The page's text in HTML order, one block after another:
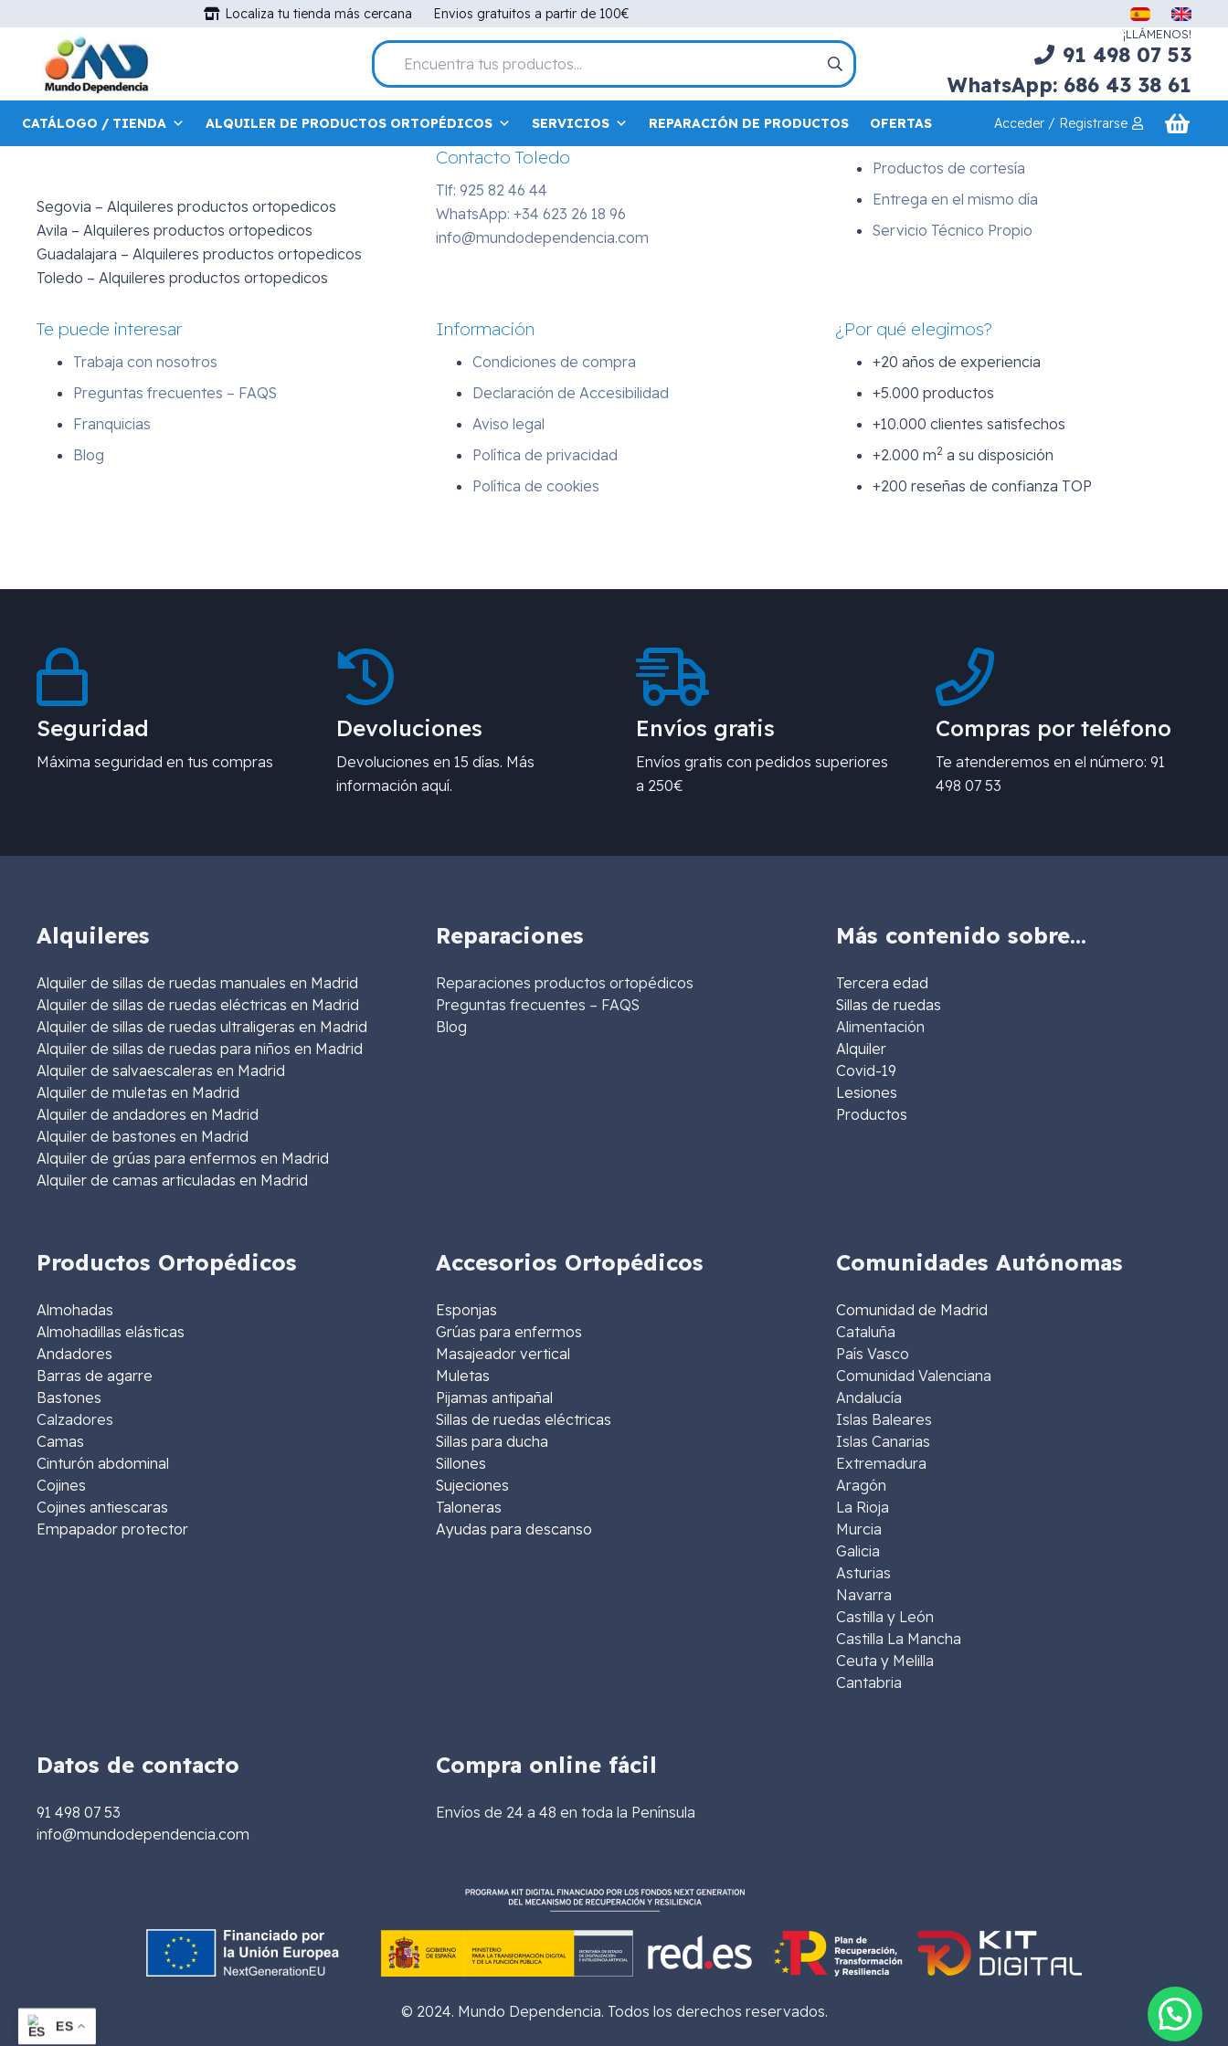
Localiza tu tienda más cercana Envios gratuitos a partir de 100€
¡LLÁMENOS!
91 498 07 53
WhatsApp: 686 43 38 61
CATÁLOGO / TIENDA ALQUILER DE PRODUCTOS ORTOPÉDICOS SERVICIOS REPARACIÓN DE PRODUCTOS OFERTAS Acceder / Registrarse
Madrid– C/Maudes 15, 28003
Madrid– Avda. Menedez Pelayo 44
Alcorcón– Calle Alfredo Nobel , 5
Toledo – Rda. Buenavista 45
Segovia – Alquileres productos ortopedicos
Avila – Alquileres productos ortopedicos
Guadalajara – Alquileres productos ortopedicos
Toledo – Alquileres productos ortopedicos
Contacto Madrid
Tlf: 91 498 07 53
WhatsApp:+34 686 43 38 61
info@mundodependencia.com
Contacto Toledo
Tlf: 925 82 46 44
WhatsApp:+34 623 26 18 96
info@mundodependencia.com
Asesoramiento Profesional
Financiación a medida
Demostraciones a domicilio
Productos de cortesía
Entrega en el mismo día
Servicio Técnico Propio
Te puede interesar
Trabaja con nosotros
Preguntas frecuentes – FAQS
Franquicias
Blog
Información
Condiciones de compra
Declaración de Accesibilidad
Aviso legal
Política de privacidad
Política de cookies
¿Por qué elegirnos?
+20 años de experiencia
+5.000 productos
+10.000 clientes satisfechos
+2.000 m2 a su disposición
+200 reseñas de confianza TOP
Seguridad
Máxima seguridad en tus compras
Devoluciones
Devoluciones en 15 días. Más
información aquí.
Envíos gratis
Envíos gratis con pedidos superiores
a 250€
Compras por teléfono
Te atenderemos en el número: 91
498 07 53
Alquileres
Alquiler de sillas de ruedas manuales en Madrid
Alquiler de sillas de ruedas eléctricas en Madrid
Alquiler de sillas de ruedas ultraligeras en Madrid
Alquiler de sillas de ruedas para niños en Madrid
Alquiler de salvaescaleras en Madrid
Alquiler de muletas en Madrid
Alquiler de andadores en Madrid
Alquiler de bastones en Madrid
Alquiler de grúas para enfermos en Madrid
Alquiler de camas articuladas en Madrid
Reparaciones
Reparaciones productos ortopédicos
Preguntas frecuentes – FAQS
Blog
Más contenido sobre…
Tercera edad
Sillas de ruedas
Alimentación
Alquiler
Covid-19
Lesiones
Productos
Productos Ortopédicos
Almohadas
Almohadillas elásticas
Andadores
Barras de agarre
Bastones
Calzadores
Camas
Cinturón abdominal
Cojines
Cojines antiescaras
Empapador protector
Accesorios Ortopédicos
Esponjas
Grúas para enfermos
Masajeador vertical
Muletas
Pijamas antipañal
Sillas de ruedas eléctricas
Sillas para ducha
Sillones
Sujeciones
Taloneras
Ayudas para descanso
Comunidades Autónomas
Comunidad de Madrid
Cataluña
País Vasco
Comunidad Valenciana
Andalucía
Islas Baleares
Islas Canarias
Extremadura
Aragón
La Rioja
Murcia
Galicia
Asturias
Navarra
Castilla y León
Castilla La Mancha
Ceuta y Melilla
Cantabria
Datos de contacto
91 498 07 53
info@mundodependencia.com
Compra online fácil
Envíos de 24 a 48 en toda la Península
© 2024. Mundo Dependencia. Todos los derechos reservados.
ES